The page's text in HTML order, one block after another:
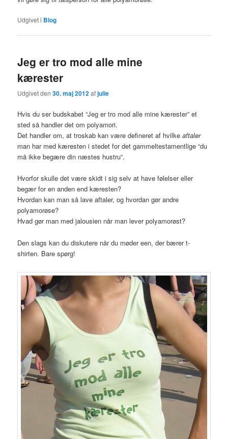
Udgivet i Blog
Jeg er tro mod alle mine
kærester
Udgivet den30. maj 2012afjulie
Hvis du ser budskabet “Jeg er tro mod alle mine kærester” et
sted så handler det om polyamori.
Det handler om, at troskab kan være defineret af hvilkeaftaler
man har med kæresten i stedet for det gammeltestamentlige “du
må ikke begære din næstes hustru”.
Hvorfor skulle det være skidt i sig selv at have følelser eller
begær for en anden end kæresten?
Hvordan kan man så lave aftaler, og hvordan gør andre
polyamorøse?
Hvad gør man med jalousien når man lever polyamorøst?
Den slags kan du diskutere når du møder een, der bærer t-
shirten. Bare spørg!